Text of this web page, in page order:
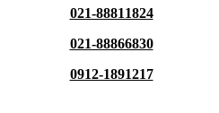
021-88811824
021-88866830
0912-1891217